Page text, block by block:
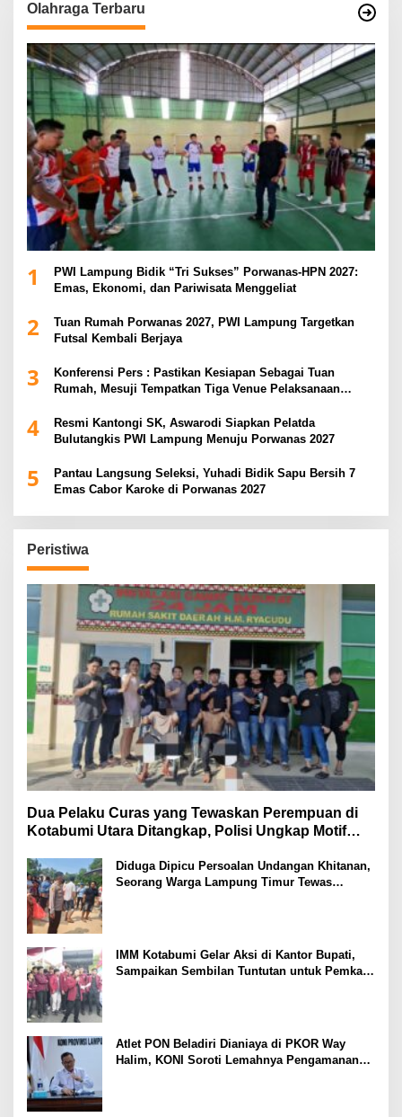
Olahraga Terbaru
1
PWI Lampung Bidik “Tri Sukses” Porwanas-HPN 2027:
Emas, Ekonomi, dan Pariwisata Menggeliat
2
Tuan Rumah Porwanas 2027, PWI Lampung Targetkan
Futsal Kembali Berjaya
3
Konferensi Pers : Pastikan Kesiapan Sebagai Tuan
Rumah, Mesuji Tempatkan Tiga Venue Pelaksanaan
4
Resmi Kantongi SK, Aswarodi Siapkan Pelatda
Bulutangkis PWI Lampung Menuju Porwanas 2027
5
Pantau Langsung Seleksi, Yuhadi Bidik Sapu Bersih 7
Emas Cabor Karoke di Porwanas 2027
Peristiwa
Dua Pelaku Curas yang Tewaskan Perempuan di
Kotabumi Utara Ditangkap, Polisi Ungkap Motif
Diduga Dipicu Persoalan Undangan Khitanan,
Seorang Warga Lampung Timur Tewas
IMM Kotabumi Gelar Aksi di Kantor Bupati,
Sampaikan Sembilan Tuntutan untuk Pemkab
Atlet PON Beladiri Dianiaya di PKOR Way
Halim, KONI Soroti Lemahnya Pengamanan